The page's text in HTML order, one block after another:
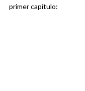
primer capítulo: